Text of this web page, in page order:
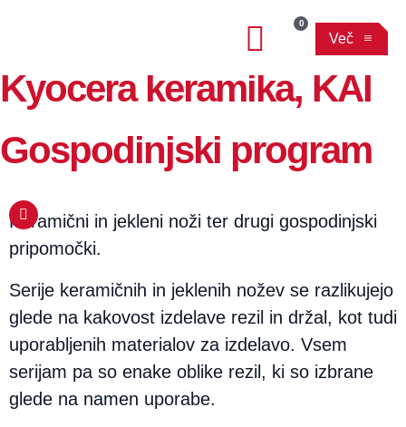
0
Več
Kyocera keramika, KAI
Gospodinjski program
Keramični in jekleni noži ter drugi gospodinjski
pripomočki.
Serije keramičnih in jeklenih nožev se razlikujejo
glede na kakovost izdelave rezil in držal, kot tudi
uporabljenih materialov za izdelavo. Vsem
serijam pa so enake oblike rezil, ki so izbrane
glede na namen uporabe.